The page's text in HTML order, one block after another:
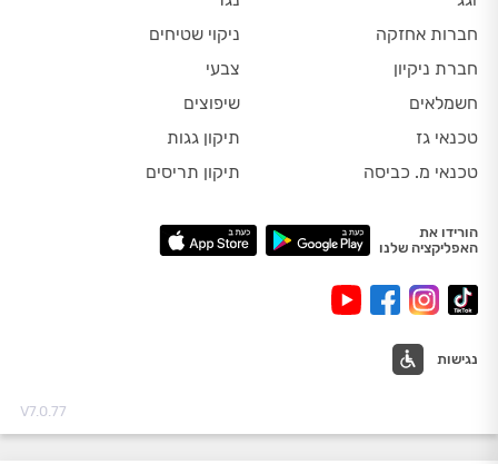
חברות אחזקה
חברת ניקיון
חשמלאים
טכנאי גז
טכנאי מ. כביסה
ניקוי שטיחים
צבעי
שיפוצים
תיקון גגות
תיקון תריסים
הורידו את
האפליקציה שלנו
נגישות
V7.0.77